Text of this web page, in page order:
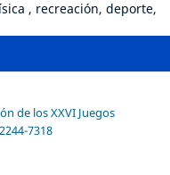
, recreación, deporte,
de los XXVI Juegos
7318